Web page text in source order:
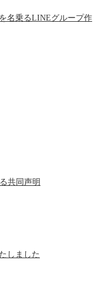
名乗るLINEグループ作
共同声明
しました